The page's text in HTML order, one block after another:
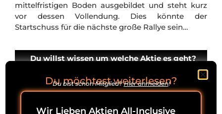
mittelfristigen Boden ausgebildet und steht kurz
vor dessen Vollendung. Dies könnte der
Startschuss für die nächste große Rallye sein…
Du willst wissen um welche Aktie es geht?
Mitgliedern vor.
Du möchtest weiterlesen?
Du bist schon Mitglied?Hier anmelden!
Wir Lieben Aktien All-Inclusive